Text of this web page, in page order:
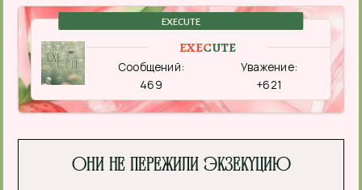
EXECUTE
EXECUTE
Сообщений:
469
Уважение:
+621
Они не пережили экзекуцию